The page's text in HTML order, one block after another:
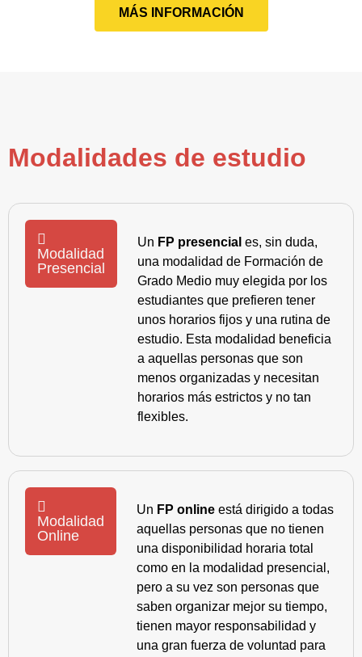
MÁS INFORMACIÓN
Modalidades de estudio
Modalidad
Presencial
Un FP presencial es, sin duda,
una modalidad de Formación de
Grado Medio muy elegida por los
estudiantes que prefieren tener
unos horarios fijos y una rutina de
estudio. Esta modalidad beneficia
a aquellas personas que son
menos organizadas y necesitan
horarios más estrictos y no tan
flexibles.
Modalidad
Online
Un FP online está dirigido a todas
aquellas personas que no tienen
una disponibilidad horaria total
como en la modalidad presencial,
pero a su vez son personas que
saben organizar mejor su tiempo,
tienen mayor responsabilidad y
una gran fuerza de voluntad para